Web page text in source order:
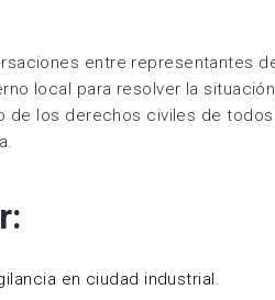
entre representantes
local para resolver la
de los derechos civiles de
en ciudad industrial.